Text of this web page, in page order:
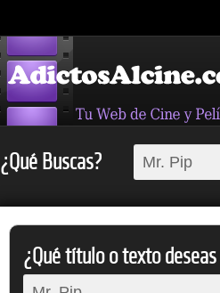
¿Qué Buscas?
¿Qué título o texto